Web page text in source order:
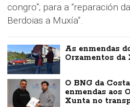
congro”; para a “reparación
Berdoias a Muxía”.
As enmendas
Orzamentos da
O BNG da
enmendas aos
Xunta no